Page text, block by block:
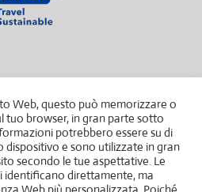
Web, questo può memorizzare o
tuo browser, in gran parte sotto
potrebbero essere su di
dispositivo e sono utilizzate in gran
secondo le tue aspettative. Le
identificano direttamente, ma